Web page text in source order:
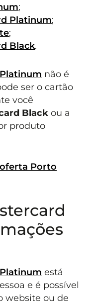
;
Platinum;
;
Black.
não é
ser o cartão
você
Black ou a
produto
Porto
está
e é possível
website ou de